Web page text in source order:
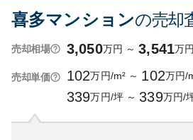
喜多マンションの売却
売却相場 3,050万円 ～ 3,541万円
売却単価 102万円/m² ～ 102万円/
339万円/坪 ～ 339万円/